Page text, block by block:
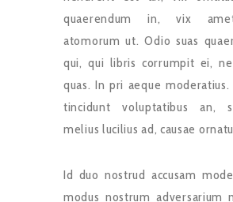
quaerendum in, vix
atomorum ut. Odio suas
qui, qui libris corrumpit ei,
quas. In pri aeque moderatius.
tincidunt voluptatibus an,
melius lucilius ad, causae
Id duo nostrud accusam
modus nostrum adversarium